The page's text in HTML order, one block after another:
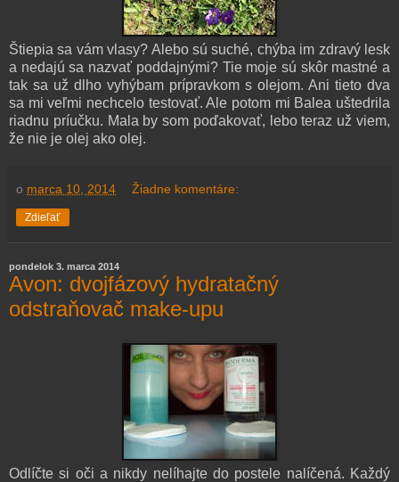
Štiepia sa vám vlasy? Alebo sú suché, chýba im zdravý lesk
a nedajú sa nazvať poddajnými? Tie moje sú skôr mastné a
tak sa už dlho vyhýbam prípravkom s olejom. Ani tieto dva
sa mi veľmi nechcelo testovať. Ale potom mi Balea uštedrila
riadnu príučku. Mala by som poďakovať, lebo teraz už viem,
že nie je olej ako olej.
o marca 10, 2014 Žiadne komentáre:
Zdieľať
pondelok 3. marca 2014
Avon: dvojfázový hydratačný
odstraňovač make-upu
Odlíčte si oči a nikdy nelíhajte do postele nalíčená. Každý